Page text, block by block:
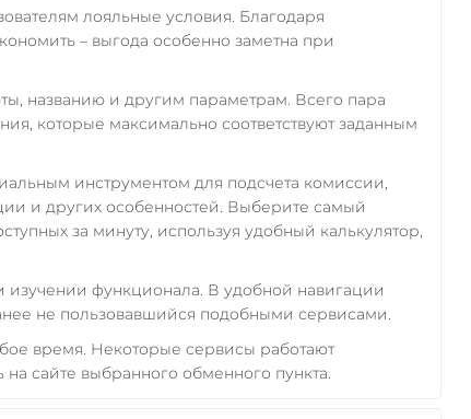
лояльные условия. Благодаря
– выгода особенно заметна при
названию и другим параметрам. Всего пара
которые максимально соответствуют заданным
инструментом для подсчета комиссии,
и других особенностей. Выберите самый
за минуту, используя удобный калькулятор,
изучении функционала. В удобной навигации
не пользовавшийся подобными сервисами.
время. Некоторые сервисы работают
сайте выбранного обменного пункта.